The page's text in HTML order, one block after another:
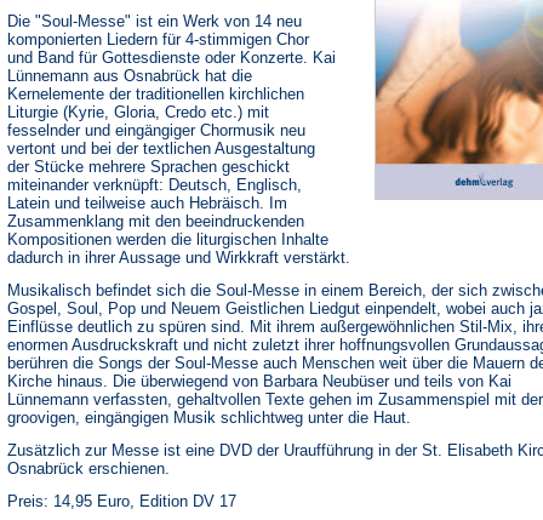
Die "Soul-Messe" ist ein Werk von 14 neu
komponierten Liedern für 4-stimmigen Chor
und Band für Gottesdienste oder Konzerte. Kai
Lünnemann aus Osnabrück hat die
Kernelemente der traditionellen kirchlichen
Liturgie (Kyrie, Gloria, Credo etc.) mit
fesselnder und eingängiger Chormusik neu
vertont und bei der textlichen Ausgestaltung
der Stücke mehrere Sprachen geschickt
miteinander verknüpft: Deutsch, Englisch,
Latein und teilweise auch Hebräisch. Im
Zusammenklang mit den beeindruckenden
Kompositionen werden die liturgischen Inhalte
dadurch in ihrer Aussage und Wirkkraft verstärkt.
Musikalisch befindet sich die Soul-Messe in einem Bereich, der sich
Gospel, Soul, Pop und Neuem Geistlichen Liedgut einpendelt, wobei auch
Einflüsse deutlich zu spüren sind. Mit ihrem außergewöhnlichen Stil-Mix,
enormen Ausdruckskraft und nicht zuletzt ihrer hoffnungsvollen
berühren die Songs der Soul-Messe auch Menschen weit über die Mauern
Kirche hinaus. Die überwiegend von Barbara Neubüser und teils von Kai
Lünnemann verfassten, gehaltvollen Texte gehen im Zusammenspiel mit der
groovigen, eingängigen Musik schlichtweg unter die Haut.
Zusätzlich zur Messe ist eine DVD der Uraufführung in der St. Elisabeth
Osnabrück erschienen.
Preis: 14,95 Euro, Edition DV 17